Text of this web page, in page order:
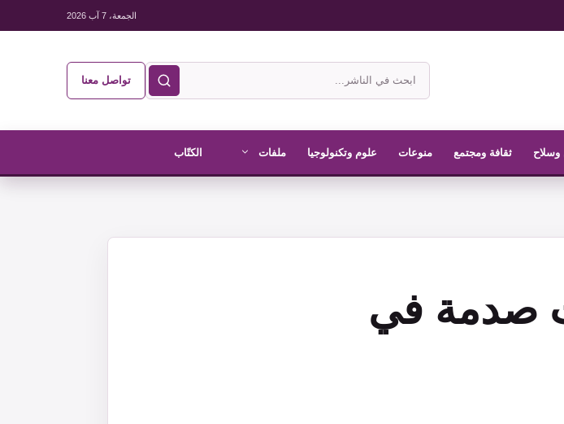
الجمعة، 7 آب 2026
ابحث
في
الناشر
تواصل معنا
وسلاح ثقافة ومجتمع منوعات علوم وتكنولوجيا ملفات الكتّاب
صدمة في